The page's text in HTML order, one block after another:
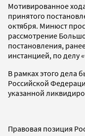
Мотивированное
принятого
октября. Минюст
рассмотрение
постановления,
инстанцией, по делу
В рамках этого дела
Российской
указанной
Правовая позиция